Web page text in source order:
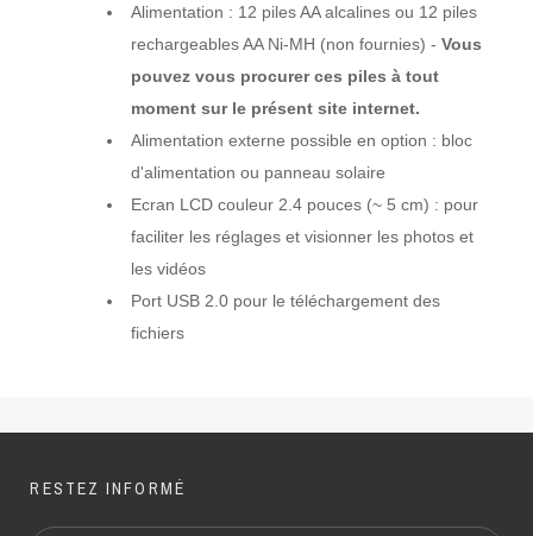
Alimentation : 12 piles AA alcalines ou 12 piles
rechargeables AA Ni-MH (non fournies) - Vous
pouvez vous procurer ces piles à tout
moment sur le présent site internet.
Alimentation externe possible en option : bloc
d'alimentation ou panneau solaire
Ecran LCD couleur 2.4 pouces (~ 5 cm) : pour
faciliter les réglages et visionner les photos et
les vidéos
Port USB 2.0 pour le téléchargement des
fichiers
RESTEZ INFORMÉ